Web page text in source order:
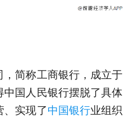
简称工商银行，成立于
中国人民银行摆脱了具体
、实现了中国银行业组织